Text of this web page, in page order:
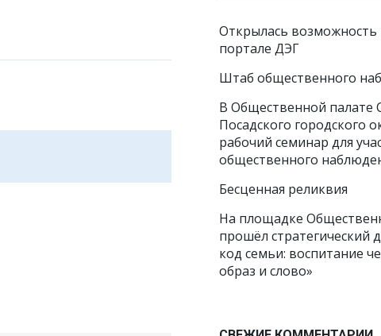
Открылась возможность
портале ДЭГ
Штаб общественного
В Общественной палате
Посадского городского
рабочий семинар для
общественного
Бесценная реликвия
На площадке
прошёл стратегический
код семьи: воспитание
образ и слово»